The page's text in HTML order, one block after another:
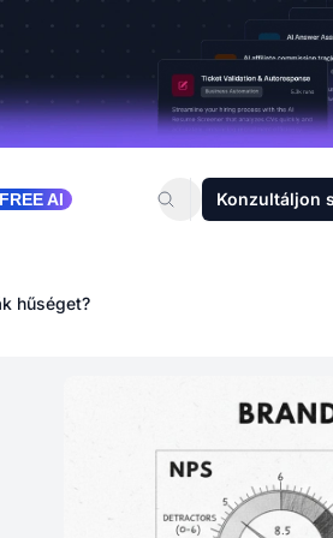
FREE AI Konzultáljon
hűséget?